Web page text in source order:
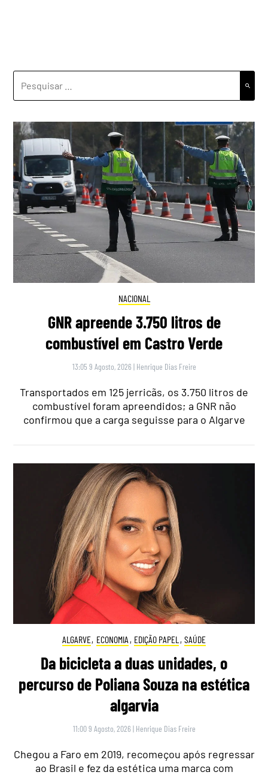
NACIONAL
GNR apreende 3.750 litros de
combustível em Castro Verde
13:05 9 Agosto, 2026 | Henrique Dias Freire
Transportados em 125 jerricãs, os 3.750 litros de
combustível foram apreendidos; a GNR não
confirmou que a carga seguisse para o Algarve
ALGARVE, ECONOMIA , EDIÇÃO PAPEL , SAÚDE
Da bicicleta a duas unidades, o
percurso de Poliana Souza na estética
algarvia
11:00 9 Agosto, 2026 | Henrique Dias Freire
Chegou a Faro em 2019, recomeçou após regressar
ao Brasil e fez da estética uma marca com